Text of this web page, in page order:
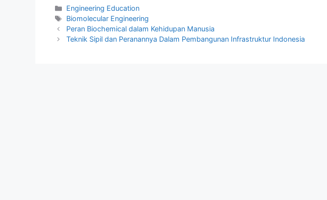
Kategori
Engineering Education
Tag
Biomolecular Engineering
Peran Biochemical dalam Kehidupan Manusia
Teknik Sipil dan Peranannya Dalam Pembangunan Infrastruktur Indonesia